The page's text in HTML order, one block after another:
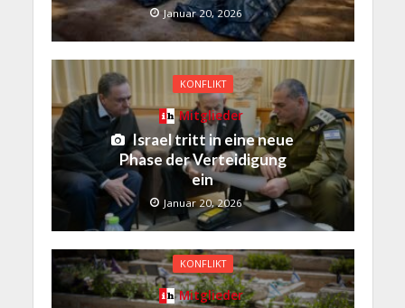
Januar 20, 2026
KONFLIKT
Mitglieder
Israel tritt in eine neue
Phase der Verteidigung
ein
Januar 20, 2026
KONFLIKT
Mitglieder